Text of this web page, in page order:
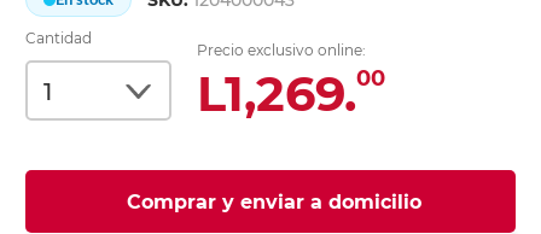
Cantidad
Precio exclusivo online:
L1,269.00
Comprar y enviar a domicilio